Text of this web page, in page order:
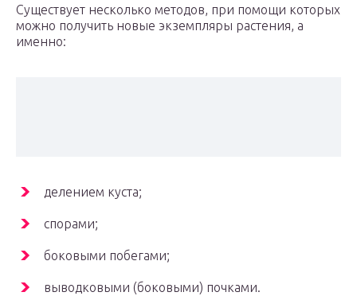
Существует несколько методов, при помощи которых
можно получить новые экземпляры растения, а
именно:
делением куста;
спорами;
боковыми побегами;
выводковыми (боковыми) почками.